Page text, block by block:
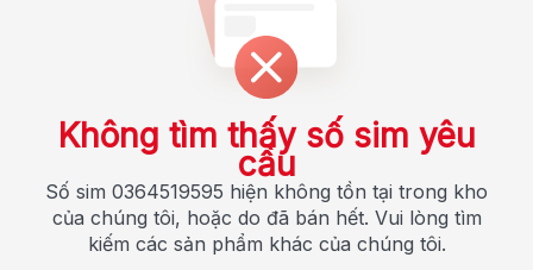
Không tìm thấy số sim yêu
cầu
Số sim 0364519595 hiện không tồn tại trong kho
của chúng tôi, hoặc do đã bán hết. Vui lòng tìm
kiếm các sản phẩm khác của chúng tôi.